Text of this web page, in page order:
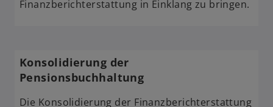
n
Finanzberichterstattung in Einklang zu bringen.
Konsolidierung der
Pensionsbuchhaltung
Die Konsolidierung der Finanzberichterstattung